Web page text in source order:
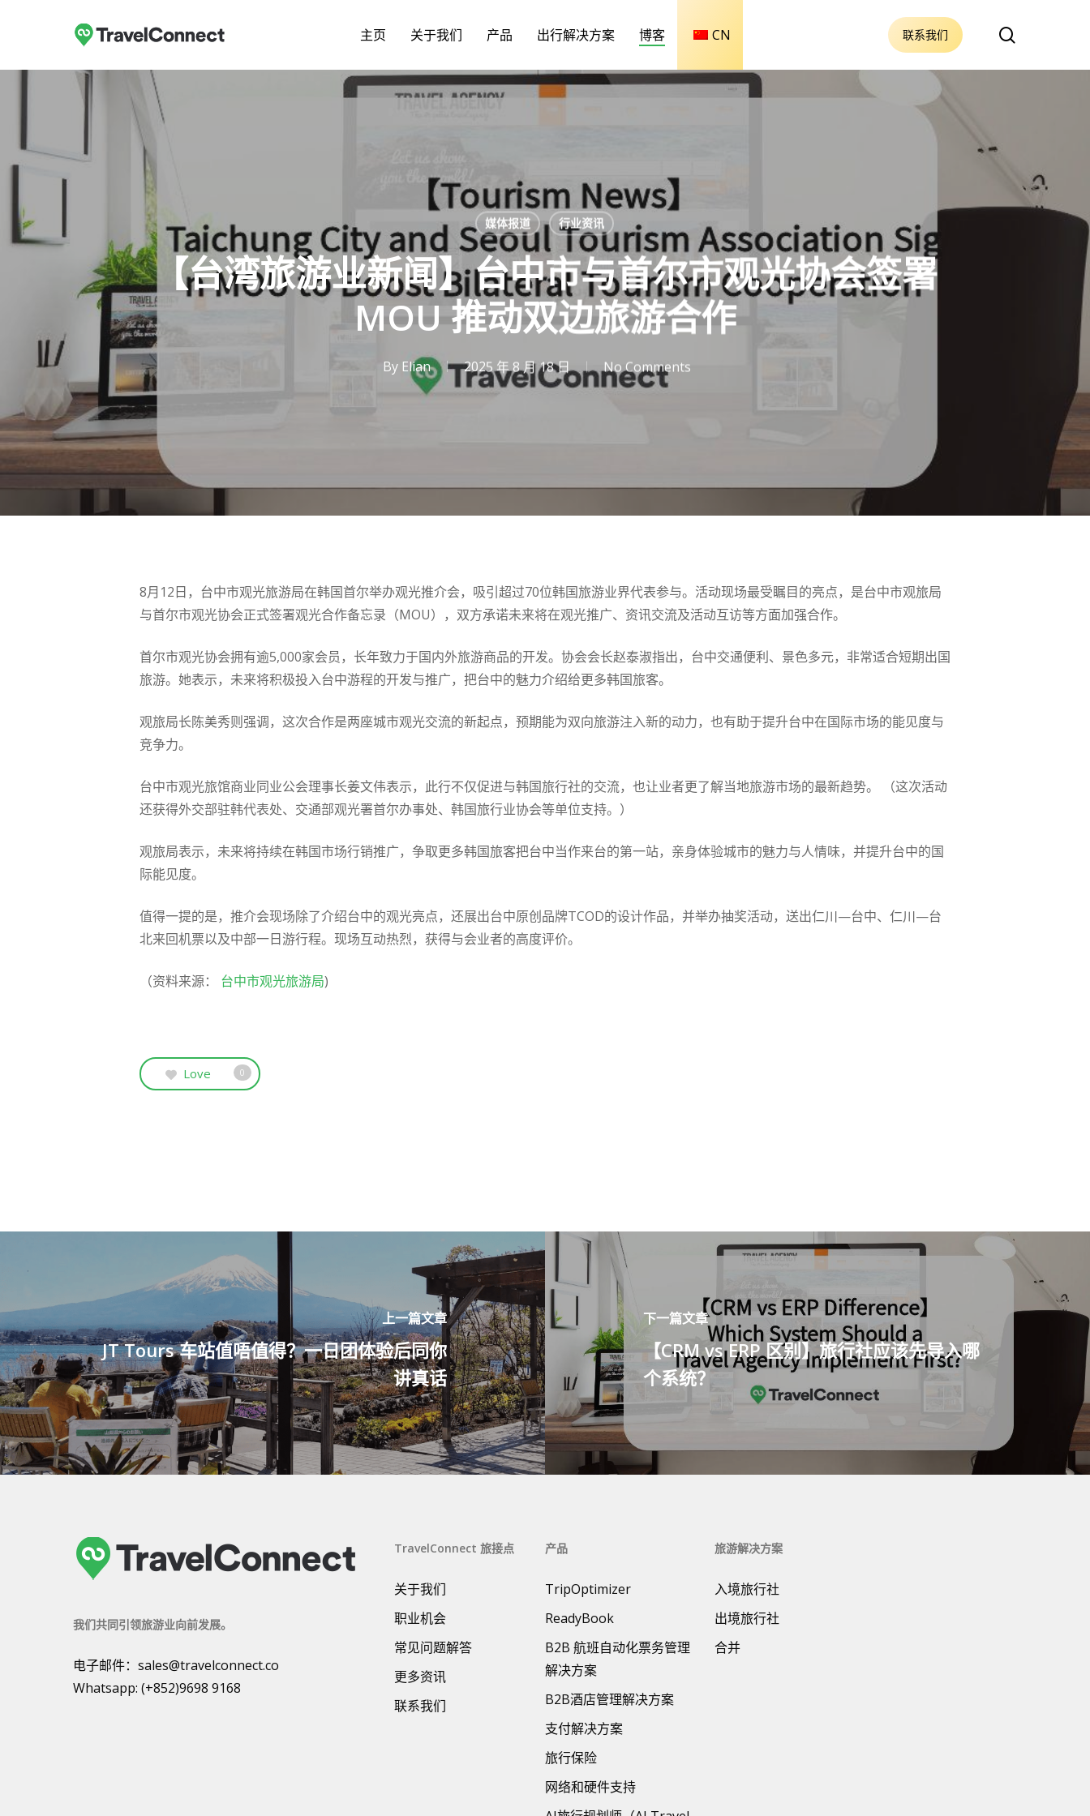
按 Enter 进行搜索或按 ESC 关闭
主页 关于我们 产品 出行解决方案 博客 CN 联系我们
索
媒体报道 行业资讯
【台湾旅游业新闻】台中市与首尔市观光协会签署
MOU 推动双边旅游合作
By Elian 2025 年 8 月 18 日 No Comments
8月12日，台中市观光旅游局在韩国首尔举办观光推介会，吸引超过70位韩国旅游业界代表参与。活动现场最受瞩目的亮点，是台中市观旅局
与首尔市观光协会正式签署观光合作备忘录（MOU），双方承诺未来将在观光推广、资讯交流及活动互访等方面加强合作。
首尔市观光协会拥有逾5,000家会员，长年致力于国内外旅游商品的开发。协会会长赵泰淑指出，台中交通便利、景色多元，非常适合短期出国
旅游。她表示，未来将积极投入台中游程的开发与推广，把台中的魅力介绍给更多韩国旅客。
观旅局长陈美秀则强调，这次合作是两座城市观光交流的新起点，预期能为双向旅游注入新的动力，也有助于提升台中在国际市场的能见度与
竞争力。
台中市观光旅馆商业同业公会理事长姜文伟表示，此行不仅促进与韩国旅行社的交流，也让业者更了解当地旅游市场的最新趋势。 （这次活动
还获得外交部驻韩代表处、交通部观光署首尔办事处、韩国旅行业协会等单位支持。）
观旅局表示，未来将持续在韩国市场行销推广，争取更多韩国旅客把台中当作来台的第一站，亲身体验城市的魅力与人情味，并提升台中的国
际能见度。
值得一提的是，推介会现场除了介绍台中的观光亮点，还展出台中原创品牌TCOD的设计作品，并举办抽奖活动，送出仁川—台中、仁川—台
北来回机票以及中部一日游行程。现场互动热烈，获得与会业者的高度评价。
（资料来源： 台中市观光旅游局)
Love 0
上一篇文章
JT Tours 车站值唔值得？一日团体验后同你
讲真话
下一篇文章
【CRM vs ERP 区别】旅行社应该先导入哪
个系统？
我们共同引领旅游业向前发展。
电子邮件： sales@travelconnect.co
Whatsapp: (+852)9698 9168
TravelConnect 旅接点
关于我们
职业机会
常见问题解答
更多资讯
联系我们
产品
TripOptimizer
ReadyBook
B2B 航班自动化票务管理
解决方案
B2B酒店管理解决方案
支付解决方案
旅行保险
网络和硬件支持
旅游解决方案
入境旅行社
出境旅行社
合并